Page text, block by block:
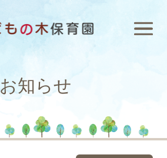
お知らせ